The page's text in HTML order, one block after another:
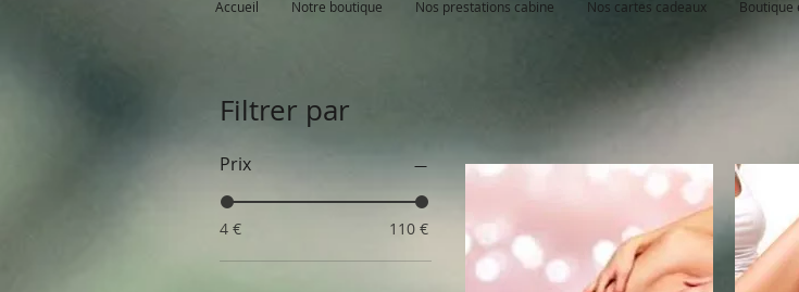
Accueil Notre boutique Nos prestations cabine Nos cartes cadeaux Boutique
Filtrer par
Prix
4 € 110 €